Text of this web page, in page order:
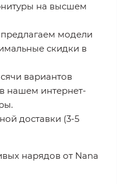
на высшем
модели
скидки в
вариантов
нашем интернет-
доставки (3-5
нарядов от Nana